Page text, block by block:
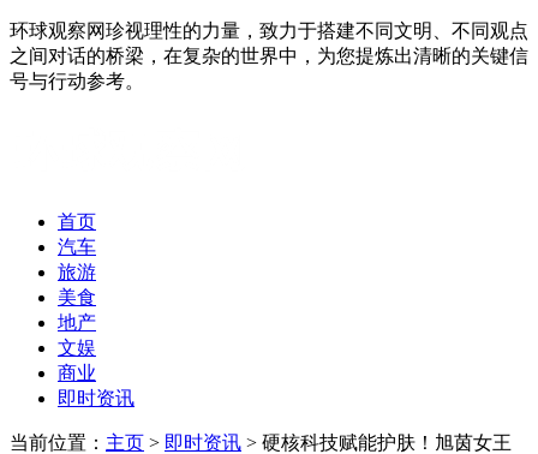
环球观察网珍视理性的力量，致力于搭建不同文明、不同观点
之间对话的桥梁，在复杂的世界中，为您提炼出清晰的关键信
号与行动参考。
首页
汽车
旅游
美食
地产
文娱
商业
即时资讯
当前位置： 主页 > 即时资讯 > 硬核科技赋能护肤！旭茵女王